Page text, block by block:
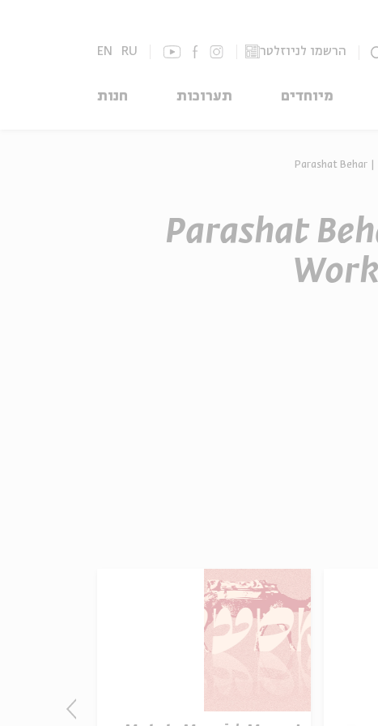
הרשמו לניוזלטר EN RU
מיוחדים תערוכות חנות
Parashat Behar |
Parashat